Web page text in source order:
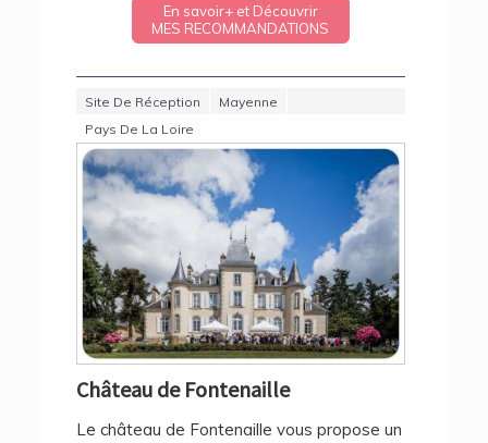
En savoir+ et Découvrir
MES RECOMMANDATIONS
Site De Réception
Mayenne
Pays De La Loire
Château de Fontenaille
Le château de Fontenaille vous propose un